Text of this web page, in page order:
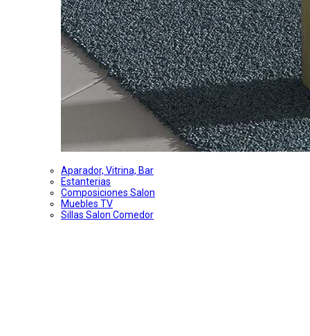
Aparador, Vitrina, Bar
Estanterias
Composiciones Salon
Muebles TV
Sillas Salon Comedor